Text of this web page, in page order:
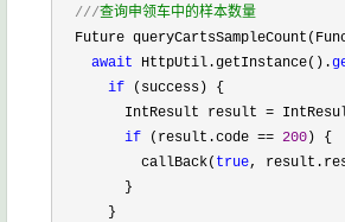
///查询申领车中的样本数量
Future
await HttpUtil.getInstance().
if (success) {
        IntResult result
=
if (result.code == 200 ) {
          callBack(
true,
        }
      }